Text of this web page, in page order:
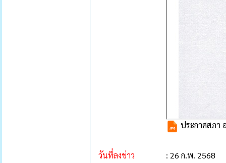
ประกาศสภา
วันที่ลงข่าว
: 26 ก.พ. 2568